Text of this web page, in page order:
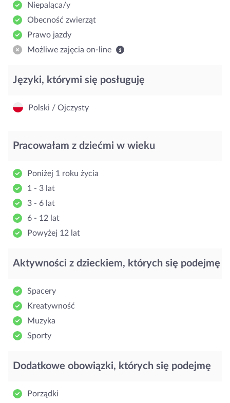
Niepaląca/y
Obecność zwierząt
Prawo jazdy
Możliwe zajęcia on-line
Języki, którymi się posługuję
Polski / Ojczysty
Pracowałam z dziećmi w wieku
Poniżej 1 roku życia
1 - 3 lat
3 - 6 lat
6 - 12 lat
Powyżej 12 lat
Aktywności z dzieckiem, których się podejmę
Spacery
Kreatywność
Muzyka
Sporty
Dodatkowe obowiązki, których się podejmę
Porządki